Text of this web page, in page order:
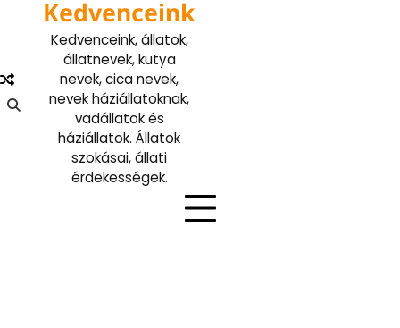
Kedvenceink
Kedvenceink, állatok,
állatnevek, kutya
nevek, cica nevek,
nevek háziállatoknak,
vadállatok és
háziállatok. Állatok
szokásai, állati
érdekességek.